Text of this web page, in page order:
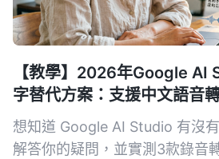
【教學】2026年Google AI
字替代方案：支援中文語音
要
想知道 Google AI Studio 有沒
解答你的疑問，並實測3款錄音